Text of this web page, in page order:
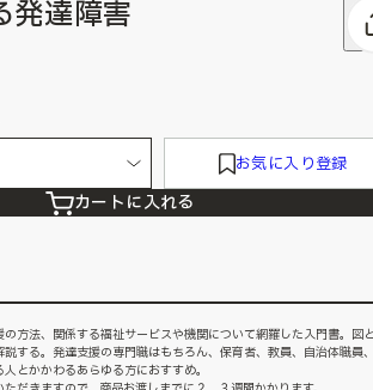
発達障害
お気に入り登録
カートに入れる
方法、関係する福祉サービスや機関について網羅した入門書。図
する。発達支援の専門職はもちろん、保育者、教員、自治体職員
とかかわるあらゆる方におすすめ。